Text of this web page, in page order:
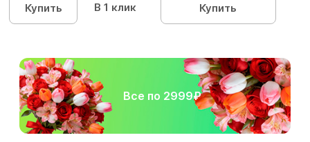
Купить В 1 клик Купить
Все по 2999₽